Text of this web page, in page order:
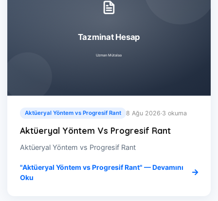
Aktüeryal Yöntem vs Progresif Rant 8 Ağu 2026·3 okuma
Aktüeryal Yöntem Vs Progresif Rant
Aktüeryal Yöntem vs Progresif Rant
"Aktüeryal Yöntem vs Progresif Rant" — Devamını
Oku